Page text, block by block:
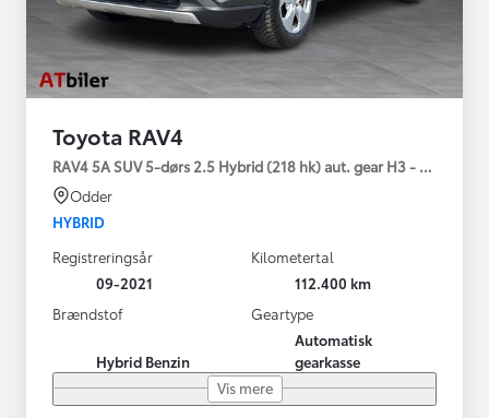
Toyota RAV4
RAV4 5A SUV 5-dørs 2.5 Hybrid (218 hk) aut. gear H3 - Comfort
Odder
HYBRID
Registreringsår
09-2021
Kilometertal
112.400 km
Brændstof
Hybrid Benzin
Geartype
Automatisk
gearkasse
Vis mere